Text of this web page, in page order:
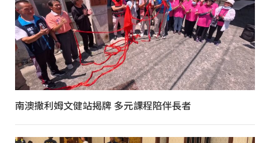
南澳撒利姆文健站揭牌 多元課程陪伴長者